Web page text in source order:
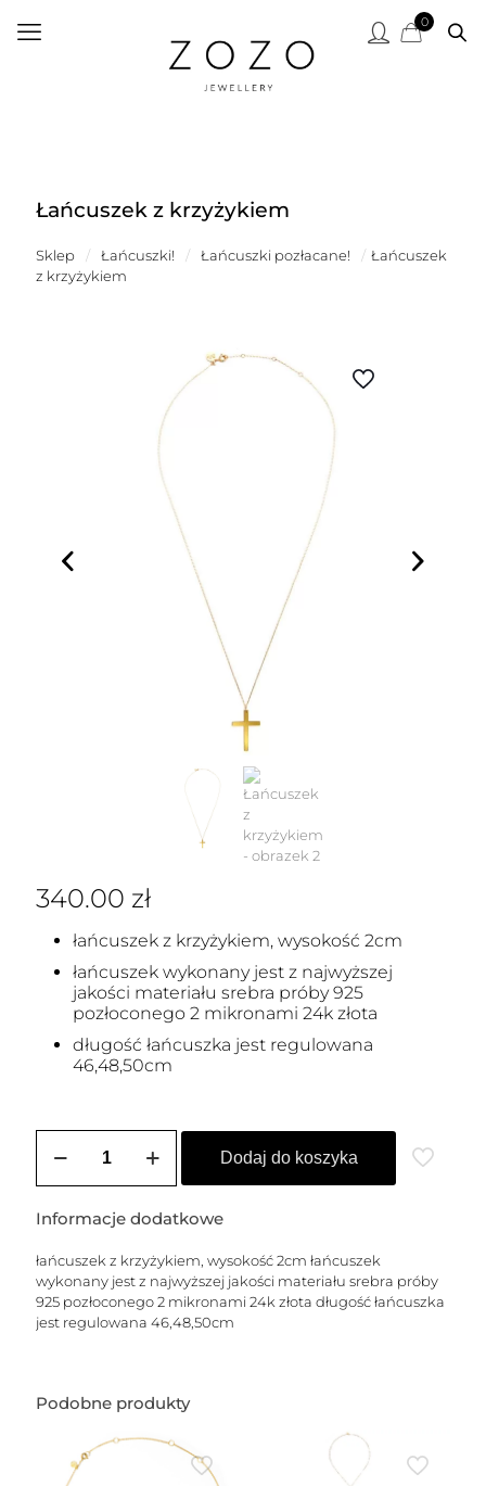
0
Łańcuszek z krzyżykiem
Sklep / Łańcuszki! / Łańcuszki pozłacane! / Łańcuszek
z krzyżykiem
340.00 zł
łańcuszek z krzyżykiem, wysokość 2cm
łańcuszek wykonany jest z najwyższej
jakości materiału srebra próby 925
pozłoconego 2 mikronami 24k złota
długość łańcuszka jest regulowana
46,48,50cm
Łańcuszek
Dodaj do koszyka
Informacje dodatkowe
łańcuszek z krzyżykiem, wysokość 2cm łańcuszek
wykonany jest z najwyższej jakości materiału srebra próby
925 pozłoconego 2 mikronami 24k złota długość łańcuszka
jest regulowana 46,48,50cm
Podobne produkty